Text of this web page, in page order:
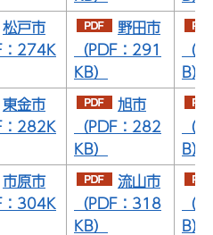
松戸市
：274K
野田市
（PDF：291
KB）
（
B）
東金市
：282K
旭市
（PDF：282
KB）
（
B）
市原市
：304K
流山市
（PDF：318
KB）
（
B）